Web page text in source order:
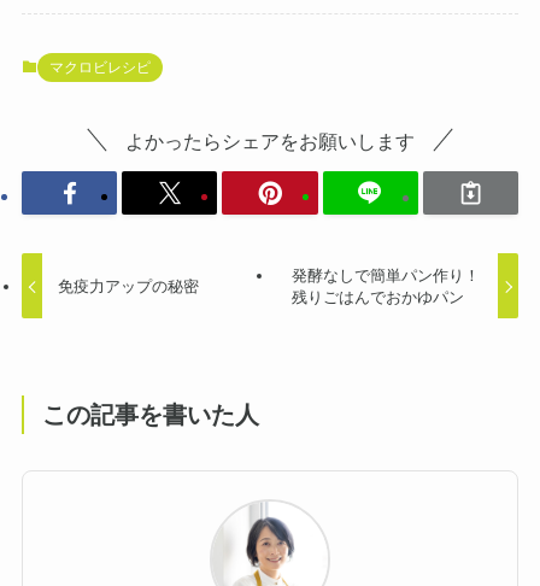
マクロビレシピ
よかったらシェアをお願いします
免疫力アップの秘密
発酵なしで簡単パン作り！
残りごはんでおかゆパン
この記事を書いた人